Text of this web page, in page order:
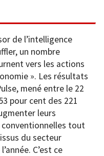
de l’intelligence
un nombre
vers les actions
». Les résultats
mené entre le 22
pour cent des 221
leurs
tout
du secteur
C’est ce